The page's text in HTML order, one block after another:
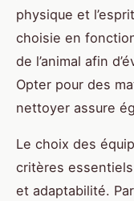
physique et
choisie en
de l’animal afin
Opter pour des
nettoyer assure
Le choix des
critères
et adaptabilité.